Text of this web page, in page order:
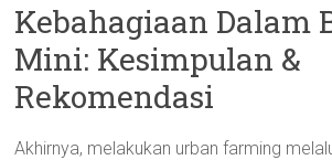
Kebahagiaan Dalam
Mini: Kesimpulan &
Rekomendasi
Akhirnya, melakukan urban farming